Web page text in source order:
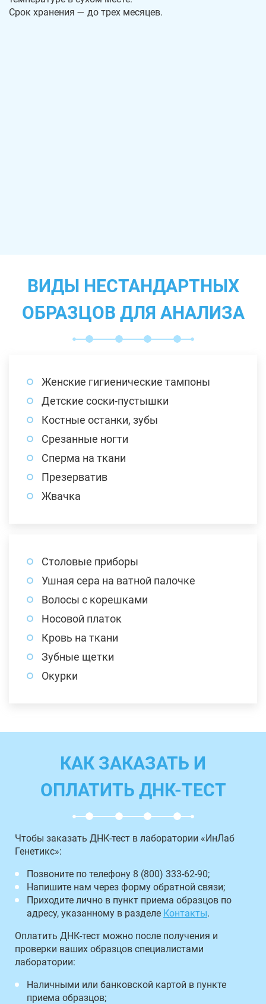
Срок хранения — до трех месяцев.
ВИДЫ НЕСТАНДАРТНЫХ
ОБРАЗЦОВ ДЛЯ АНАЛИЗА
Женские гигиенические тампоны
Детские соски-пустышки
Костные останки, зубы
Срезанные ногти
Сперма на ткани
Презерватив
Жвачка
Столовые приборы
Ушная сера на ватной палочке
Волосы с корешками
Носовой платок
Кровь на ткани
Зубные щетки
Окурки
КАК ЗАКАЗАТЬ И
ОПЛАТИТЬ ДНК-ТЕСТ
Чтобы заказать ДНК-тест в лаборатории «ИнЛаб
Генетикс»:
Позвоните по телефону 8 (800) 333-62-90;
Напишите нам через форму обратной связи;
Приходите лично в пункт приема образцов по
адресу, указанному в разделе Контакты.
Оплатить ДНК-тест можно после получения и
проверки ваших образцов специалистами
лаборатории:
Наличными или банковской картой в пункте
приема образцов;